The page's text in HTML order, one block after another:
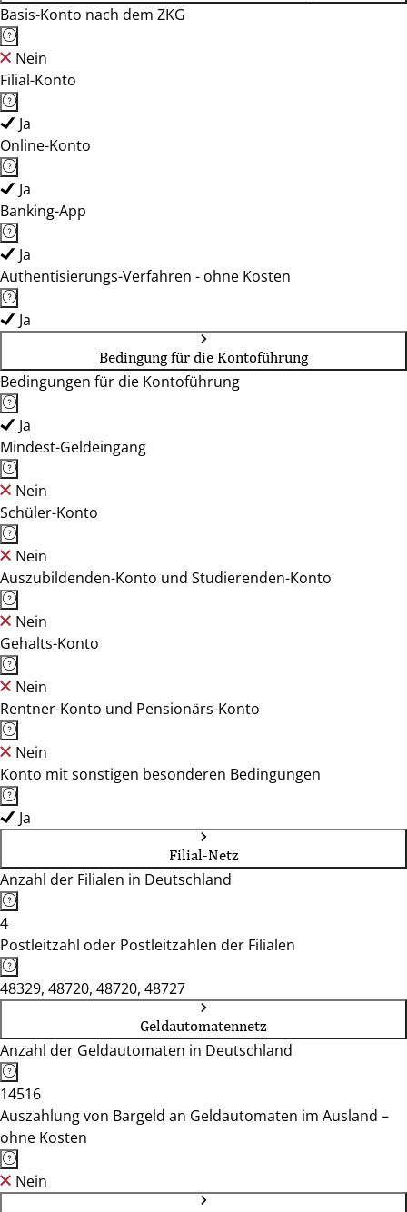
Basis-Konto nach dem ZKG
Nein
Filial-Konto
Ja
Online-Konto
Ja
Banking-App
Ja
Authentisierungs-Verfahren - ohne Kosten
Ja
Bedingung für die Kontoführung
Bedingungen für die Kontoführung
Ja
Mindest-Geldeingang
Nein
Schüler-Konto
Nein
Auszubildenden-Konto und Studierenden-Konto
Nein
Gehalts-Konto
Nein
Rentner-Konto und Pensionärs-Konto
Nein
Konto mit sonstigen besonderen Bedingungen
Ja
Filial-Netz
Anzahl der Filialen in Deutschland
4
Postleitzahl oder Postleitzahlen der Filialen
48329, 48720, 48720, 48727
Geldautomatennetz
Anzahl der Geldautomaten in Deutschland
14516
Auszahlung von Bargeld an Geldautomaten im Ausland –
ohne Kosten
Nein